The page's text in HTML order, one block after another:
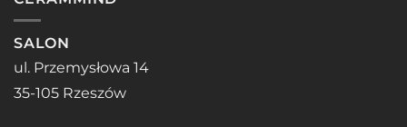
SALON
ul. Przemysłowa 14
35-105 Rzeszów